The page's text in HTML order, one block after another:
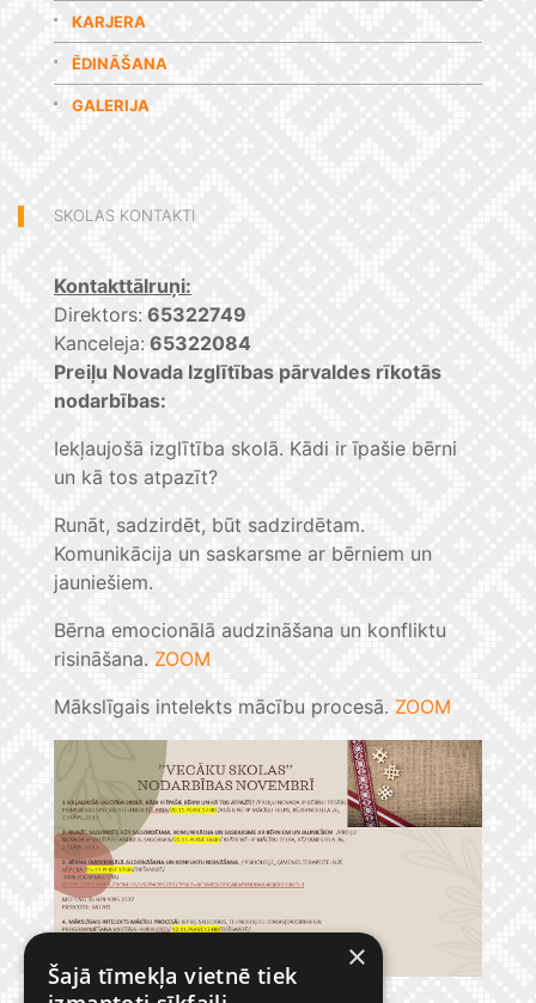
KARJERA
ĒDINĀŠANA
GALERIJA
SKOLAS KONTAKTI
Kontakttālruņi:
Direktors: 65322749
Kanceleja: 65322084
Preiļu Novada Izglītības pārvaldes rīkotās
nodarbības:
Iekļaujošā izglītība skolā. Kādi ir īpašie bērni
un kā tos atpazīt?
Runāt, sadzirdēt, būt sadzirdētam.
Komunikācija un saskarsme ar bērniem un
jauniešiem.
Bērna emocionālā audzināšana un konfliktu
risināšana. ZOOM
Mākslīgais intelekts mācību procesā. ZOOM
×
Šajā tīmekļa vietnē tiek